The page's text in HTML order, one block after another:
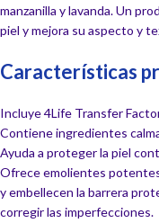
manzanilla y lavanda. Un
piel y mejora su aspecto y
Características
Incluye 4Life Transfer
Contiene ingredientes
Ayuda a proteger la piel
Ofrece emolientes
y embellecen la barrera
corregir las imperfecciones.